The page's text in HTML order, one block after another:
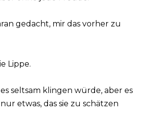
gedacht, mir das vorher zu
Lippe.
es seltsam klingen würde, aber es
etwas, das sie zu schätzen